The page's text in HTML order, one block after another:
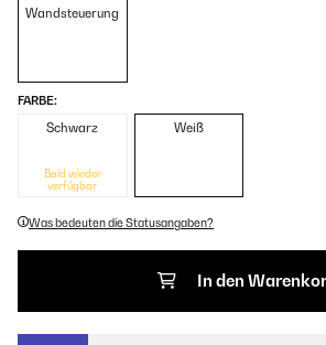
Wandsteuerung
FARBE:
Schwarz
Bald wieder
verfügbar
Weiß
Was bedeuten die Statusangaben?
In den